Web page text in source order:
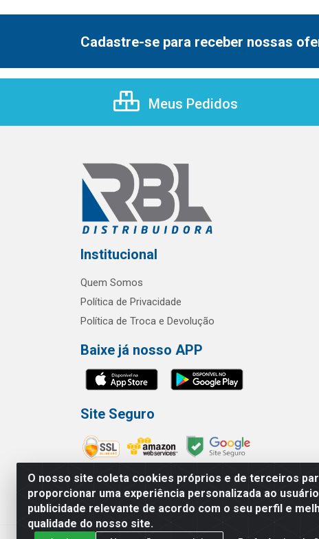
O nosso site coleta cookies próprios e de terceiros
proporcionar uma experiência personalizada ao
publicidade relevante de acordo com o seu perfil e
qualidade do nosso site.
Cadastre-se para receber nossas
Meus Pedidos
Institucional
Quem Somos
Política de Privacidade
Política de Troca e Devolução
Baixe já nosso APP
Site Seguro
RBL Distribuidora Distribuidora